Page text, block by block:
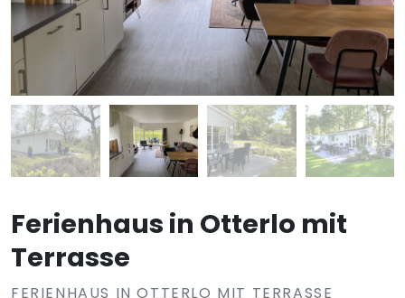
Ferienhaus in Otterlo mit
Terrasse
FERIENHAUS IN OTTERLO MIT TERRASSE